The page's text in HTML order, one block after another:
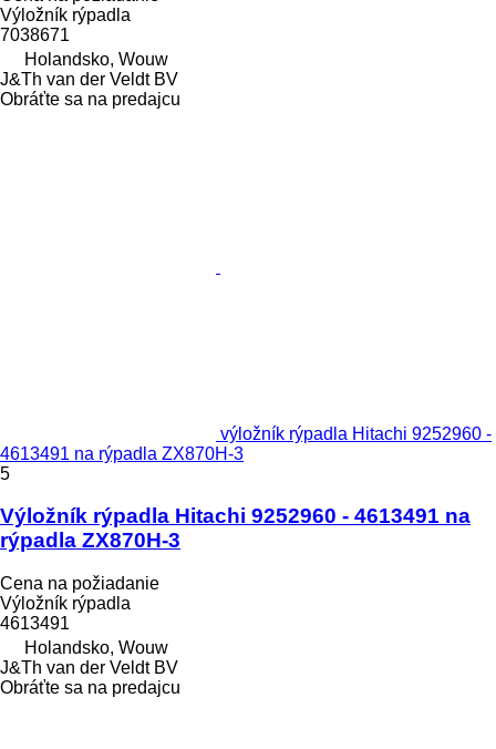
Výložník rýpadla
7038671
Holandsko, Wouw
J&Th van der Veldt BV
Obráťte sa na predajcu
výložník rýpadla Hitachi 9252960 -
4613491 na rýpadla ZX870H-3
5
Výložník rýpadla Hitachi 9252960 - 4613491 na
rýpadla ZX870H-3
Cena na požiadanie
Výložník rýpadla
4613491
Holandsko, Wouw
J&Th van der Veldt BV
Obráťte sa na predajcu